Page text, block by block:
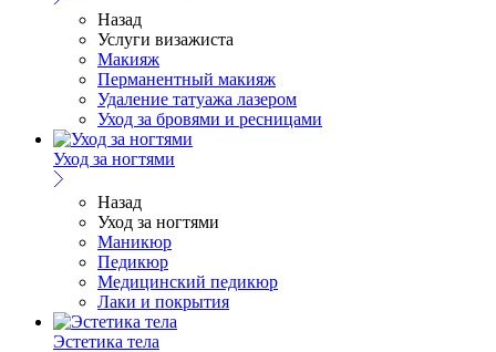
Назад
Услуги визажиста
Макияж
Перманентный макияж
Удаление татуажа лазером
Уход за бровями и ресницами
Уход за ногтями
Назад
Уход за ногтями
Маникюр
Педикюр
Медицинский педикюр
Лаки и покрытия
Эстетика тела